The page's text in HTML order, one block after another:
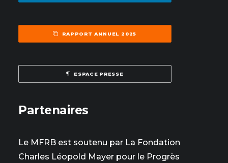
RAPPORT ANNUEL 2025
ESPACE PRESSE
Partenaires
Le MFRB est soutenu par La Fondation
Charles Léopold Mayer pour le Progrès